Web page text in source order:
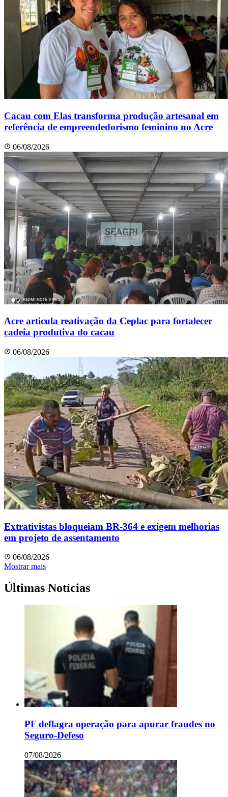
Cacau com Elas transforma produção artesanal em
referência de empreendedorismo feminino no Acre
06/08/2026
Acre articula reativação da Ceplac para fortalecer
cadeia produtiva do cacau
06/08/2026
Extrativistas bloqueiam BR-364 e exigem melhorias
em projeto de assentamento
06/08/2026
Mostrar mais
Últimas Notícias
PF deflagra operação para apurar fraudes no
Seguro-Defeso
07/08/2026